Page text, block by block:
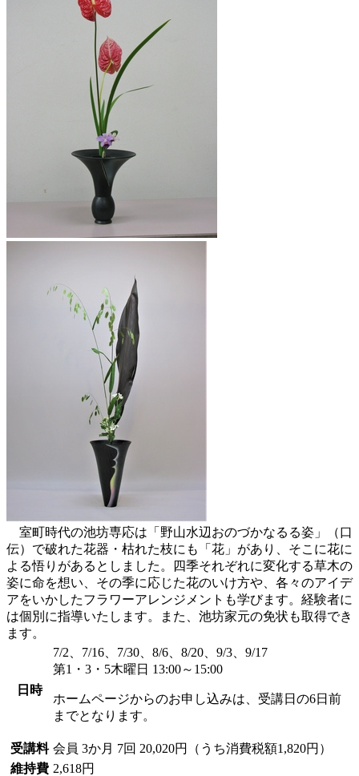
室町時代の池坊専応は「野山水辺おのづかなるる姿」（口
伝）で破れた花器・枯れた枝にも「花」があり、そこに花に
よる悟りがあるとしました。四季それぞれに変化する草木の
姿に命を想い、その季に応じた花のいけ方や、各々のアイデ
アをいかしたフラワーアレンジメントも学びます。経験者に
は個別に指導いたします。また、池坊家元の免状も取得でき
ます。
日時
7/2、7/16、7/30、8/6、8/20、9/3、9/17
第1・3・5木曜日 13:00～15:00
ホームページからのお申し込みは、受講日の6日前
までとなります。
受講料 会員 3か月 7回 20,020円（うち消費税額1,820円）
維持費 2,618円